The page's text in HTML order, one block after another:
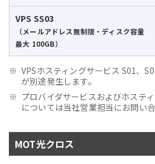
VPS SS03
（メールアドレス無制限・ディスク容量
最大 100GB）
VPSホスティングサービス S01、
が別途発生します。
プロバイダサービスおよびホステ
については当社営業担当にお問い
MOT光クロス